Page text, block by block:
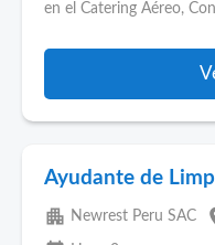
en el Catering Aéreo,
Ayudante de
apartment Newrest Peru SAC